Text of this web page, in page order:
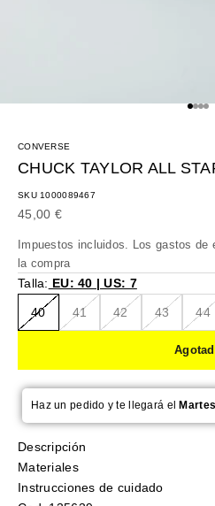
Ir al
Ir al
IrIr
CONVERSE
CHUCK TAYLOR ALL
SKU 1000089467
Precio de oferta
45,00 €
Impuestos incluidos. Los gastos de
la compra
Talla: EU: 40 | US: 7
40 41 42 43 44
Haz un pedido y te llegará el
Descripción
Materiales
Instrucciones de cuidado